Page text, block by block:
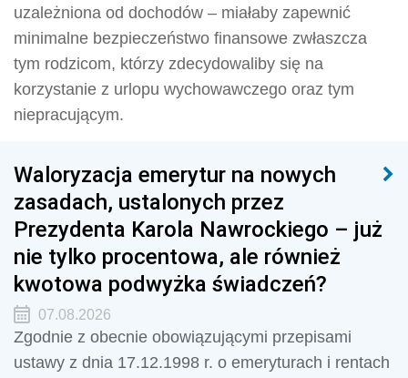
uzależniona od dochodów – miałaby zapewnić
minimalne bezpieczeństwo finansowe zwłaszcza
tym rodzicom, którzy zdecydowaliby się na
korzystanie z urlopu wychowawczego oraz tym
niepracującym.
Waloryzacja emerytur na nowych
zasadach, ustalonych przez
Prezydenta Karola Nawrockiego – już
nie tylko procentowa, ale również
kwotowa podwyżka świadczeń?
07.08.2026
Zgodnie z obecnie obowiązującymi przepisami
ustawy z dnia 17.12.1998 r. o emeryturach i rentach